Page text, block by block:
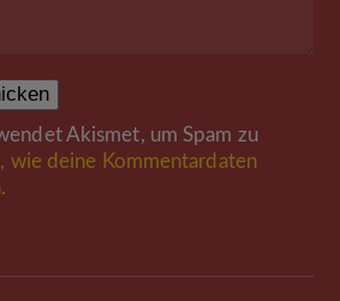
Akismet, um Spam zu
wie deine Kommentardaten